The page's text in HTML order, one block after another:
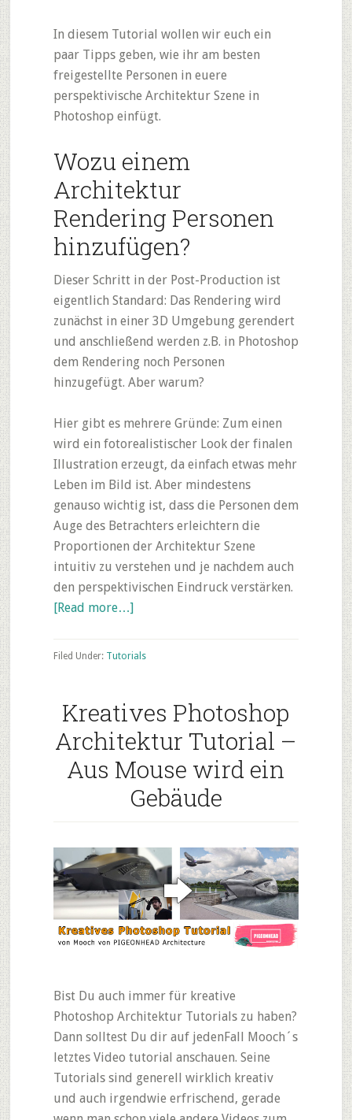
In diesem Tutorial wollen wir euch ein
paar Tipps geben, wie ihr am besten
freigestellte Personen in euere
perspektivische Architektur Szene in
Photoshop einfügt.
Wozu einem
Architektur
Rendering Personen
hinzufügen?
Dieser Schritt in der Post-Production ist
eigentlich Standard: Das Rendering wird
zunächst in einer 3D Umgebung gerendert
und anschließend werden z.B. in Photoshop
dem Rendering noch Personen
hinzugefügt. Aber warum?
Hier gibt es mehrere Gründe: Zum einen
wird ein fotorealistischer Look der finalen
Illustration erzeugt, da einfach etwas mehr
Leben im Bild ist. Aber mindestens
genauso wichtig ist, dass die Personen dem
Auge des Betrachters erleichtern die
Proportionen der Architektur Szene
intuitiv zu verstehen und je nachdem auch
den perspektivischen Eindruck verstärken.
[Read more…]about
Freigestellte
Architektur
Rendering
einfügen
Filed Under: Tutorials
Kreatives Photoshop
Architektur Tutorial –
Aus Mouse wird ein
Gebäude
Bist Du auch immer für kreative
Photoshop Architektur Tutorials zu haben?
Dann solltest Du dir auf jedenFall Mooch´s
letztes Video tutorial anschauen. Seine
Tutorials sind generell wirklich kreativ
und auch irgendwie erfrischend, gerade